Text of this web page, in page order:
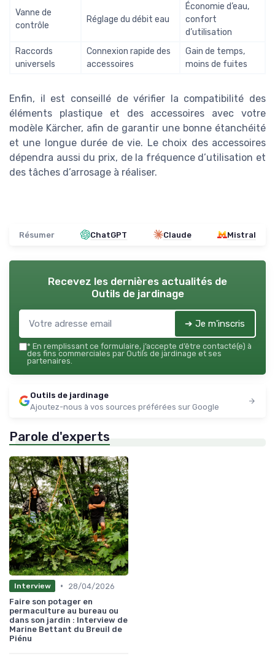
Vanne de
contrôle
Réglage du débit eau
Économie d’eau,
confort
d’utilisation
Raccords
universels
Connexion rapide des
accessoires
Gain de temps,
moins de fuites
Enfin, il est conseillé de vérifier la compatibilité des
éléments plastique et des accessoires avec votre
modèle Kärcher, afin de garantir une bonne étanchéité
et une longue durée de vie. Le choix des accessoires
dépendra aussi du prix, de la fréquence d’utilisation et
des tâches d’arrosage à réaliser.
Résumer ChatGPT Claude Mistral
Recevez les dernières actualités de
Outils de jardinage
➔ Je m'inscris
* En remplissant ce formulaire, j’accepte d’être contacté(e) à
des fins commerciales par Outils de jardinage et ses
partenaires.
Outils de jardinage
Ajoutez-nous à vos sources préférées sur Google
Parole d'experts
Interview •
28/04/2026
Faire son potager en
permaculture au bureau ou
dans son jardin : Interview de
Marine Bettant du Breuil de
Piénu